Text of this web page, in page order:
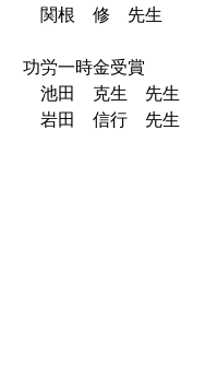
関根　修　先生
功労一時金受賞
池田　克生　先生
岩田　信行　先生